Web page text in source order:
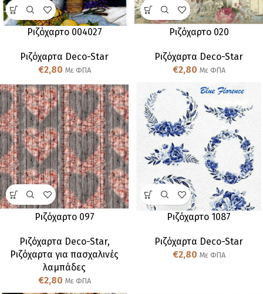
Ριζόχαρτο 004027
Ριζόχαρτα Deco-Star
€2,80 Με ΦΠΑ
Ριζόχαρτο 020
Ριζόχαρτα Deco-Star
€2,80 Με ΦΠΑ
Ριζόχαρτο 097
Ριζόχαρτα Deco-Star,
Ριζόχαρτα για πασχαλινές
λαμπάδες
€2,80 Με ΦΠΑ
Ριζόχαρτο 1087
Ριζόχαρτα Deco-Star
€2,80 Με ΦΠΑ